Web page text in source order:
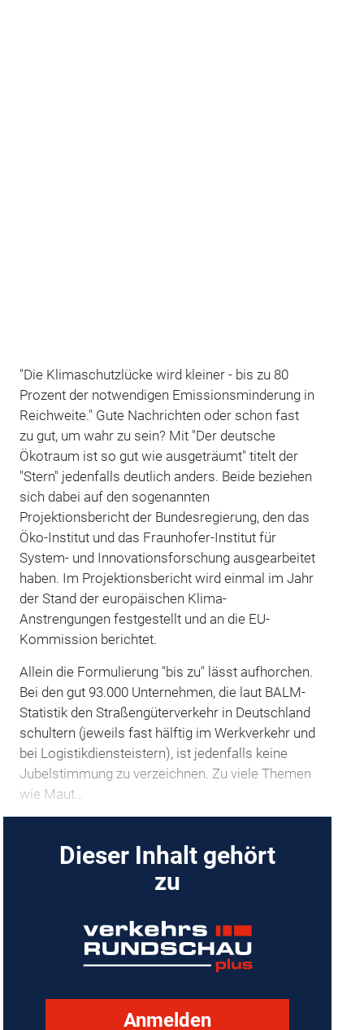
"Die Klimaschutzlücke wird kleiner - bis zu 80
Prozent der notwendigen Emissionsminderung in
Reichweite." Gute Nachrichten oder schon fast
zu gut, um wahr zu sein? Mit "Der deutsche
Ökotraum ist so gut wie ausgeträumt" titelt der
"Stern" jedenfalls deutlich anders. Beide beziehen
sich dabei auf den sogenannten
Projektionsbericht der Bundesregierung, den das
Öko-Institut und das Fraunhofer-Institut für
System- und Innovationsforschung ausgearbeitet
haben. Im Projektionsbericht wird einmal im Jahr
der Stand der europäischen Klima-
Anstrengungen festgestellt und an die EU-
Kommission berichtet.
Allein die Formulierung "bis zu" lässt aufhorchen.
Bei den gut 93.000 Unternehmen, die laut BALM-
Statistik den Straßengüterverkehr in Deutschland
schultern (jeweils fast hälftig im Werkverkehr und
bei Logistikdiensteistern), ist jedenfalls keine
Jubelstimmung zu verzeichnen. Zu viele Themen
wie Maut…
Dieser Inhalt gehört
zu
Anmelden